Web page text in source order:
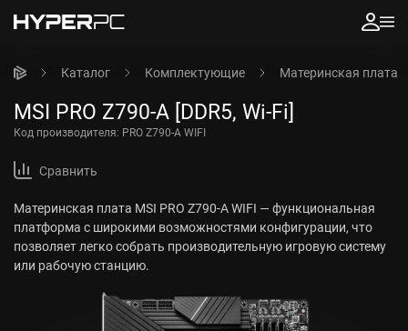
Каталог Комплектующие Материнская плата
MSI PRO Z790-A [DDR5, Wi-Fi]
Код производителя: PRO Z790-A WIFI
Сравнить
Материнская плата MSI PRO Z790-A WIFI — функциональная
платформа с широкими возможностями конфигурации, что
позволяет легко собрать производительную игровую систему
или рабочую станцию.